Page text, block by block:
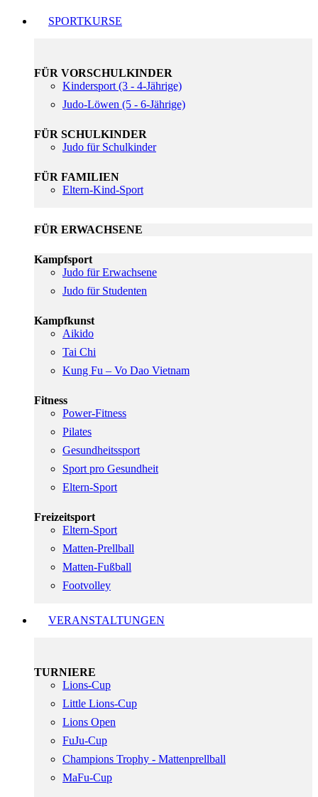
SPORTKURSE
FÜR VORSCHULKINDER
Kindersport (3 - 4-Jährige)
Judo-Löwen (5 - 6-Jährige)
FÜR SCHULKINDER
Judo für Schulkinder
FÜR FAMILIEN
Eltern-Kind-Sport
FÜR ERWACHSENE
Kampfsport
Judo für Erwachsene
Judo für Studenten
Kampfkunst
Aikido
Tai Chi
Kung Fu – Vo Dao Vietnam
Fitness
Power-Fitness
Pilates
Gesundheitssport
Sport pro Gesundheit
Eltern-Sport
Freizeitsport
Eltern-Sport
Matten-Prellball
Matten-Fußball
Footvolley
VERANSTALTUNGEN
TURNIERE
Lions-Cup
Little Lions-Cup
Lions Open
FuJu-Cup
Champions Trophy - Mattenprellball
MaFu-Cup